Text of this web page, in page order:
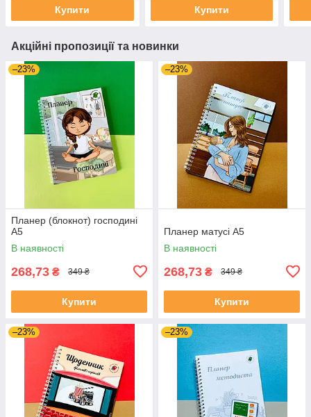
Купити Купити
Акційні пропозиції та новинки
–23%
Планер (блокнот) господині
А5
В наявності
268,73 ₴ 349 ₴
Купити
–23%
Планер матусі А5
В наявності
268,73 ₴ 349 ₴
Купити
–23% –23%